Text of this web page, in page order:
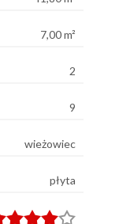
7,00 m²
2
9
wieżowiec
płyta